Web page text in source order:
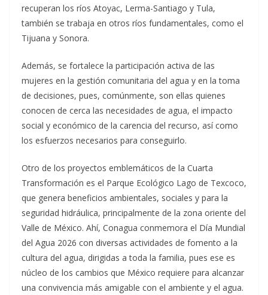
recuperan los ríos Atoyac, Lerma-Santiago y Tula,
también se trabaja en otros ríos fundamentales, como el
Tijuana y Sonora.
Además, se fortalece la participación activa de las
mujeres en la gestión comunitaria del agua y en la toma
de decisiones, pues, comúnmente, son ellas quienes
conocen de cerca las necesidades de agua, el impacto
social y económico de la carencia del recurso, así como
los esfuerzos necesarios para conseguirlo.
Otro de los proyectos emblemáticos de la Cuarta
Transformación es el Parque Ecológico Lago de Texcoco,
que genera beneficios ambientales, sociales y para la
seguridad hidráulica, principalmente de la zona oriente del
Valle de México. Ahí, Conagua conmemora el Día Mundial
del Agua 2026 con diversas actividades de fomento a la
cultura del agua, dirigidas a toda la familia, pues ese es
núcleo de los cambios que México requiere para alcanzar
una convivencia más amigable con el ambiente y el agua.